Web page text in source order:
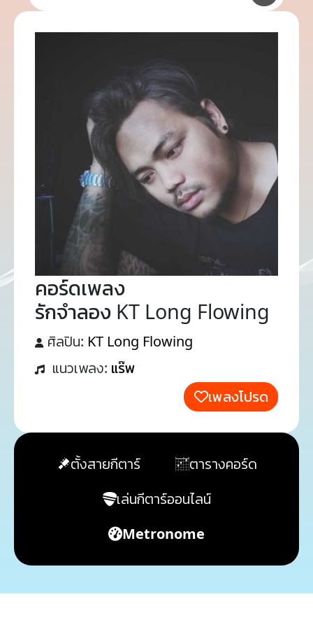
คอร์ดเพลง
รักจำลอง KT Long Flowing
ศิลปิน: KT Long Flowing
แนวเพลง: แร๊พ
เพลงโปรด
ตั้งสายกีตาร์
ตารางคอร์ด
เล่นกีตาร์ออนไลน์
Metronome